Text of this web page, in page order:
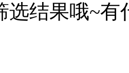
选结果哦~